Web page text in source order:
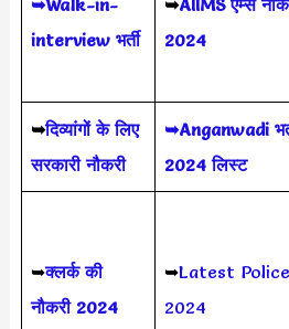
interview भर्ती
2024
➥दिव्यांगों के लिए
सरकारी नौकरी
➥Anganwadi
2024 लिस्ट
➥क्लर्क की
नौकरी 2024
➥Latest
2024